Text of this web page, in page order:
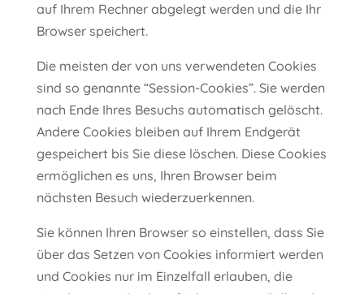
auf Ihrem Rechner abgelegt werden und die Ihr
Browser speichert.
Die meisten der von uns verwendeten Cookies
sind so genannte “Session-Cookies”. Sie werden
nach Ende Ihres Besuchs automatisch gelöscht.
Andere Cookies bleiben auf Ihrem Endgerät
gespeichert bis Sie diese löschen. Diese Cookies
ermöglichen es uns, Ihren Browser beim
nächsten Besuch wiederzuerkennen.
Sie können Ihren Browser so einstellen, dass Sie
über das Setzen von Cookies informiert werden
und Cookies nur im Einzelfall erlauben, die